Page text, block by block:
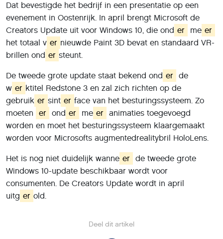
Deel dit artikel
Dat bevestigde het bedrijf in een presentatie op een
evenement in Oostenrijk. In april brengt Microsoft de
Creators Update uit voor Windows 10, die ond er me er
het totaal v er nieuwde Paint 3D bevat en standaard VR-
brillen ond er steunt.
De tweede grote update staat bekend ond er de
w er ktitel Redstone 3 en zal zich richten op de
gebruik er sint er face van het besturingssysteem. Zo
moeten
er ond er me er animaties toegevoegd
worden en moet het besturingssysteem klaargemaakt
worden voor Microsofts augmentedrealitybril HoloLens.
Het is nog niet duidelijk wanne er de tweede grote
Windows 10-update beschikbaar wordt voor
consumenten. De Creators Update wordt in april
uitg er old.